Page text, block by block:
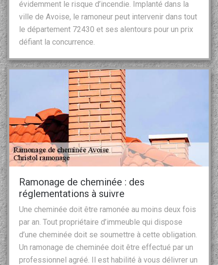
évidemment le risque d’incendie. Implanté dans la
ville de Avoise, le ramoneur peut intervenir dans tout
le département 72430 et ses alentours pour un prix
défiant la concurrence.
Ramonage de cheminée : des
réglementations à suivre
Une cheminée doit être ramonée au moins deux fois
par an. Tout propriétaire d’immeuble qui dispose
d’une cheminée doit se soumettre à cette obligation.
Un ramonage de cheminée doit être effectué par un
professionnel agréé. Il est habilité à vous délivrer un